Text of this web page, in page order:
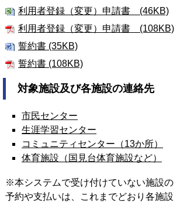
利用者登録（変更）申請書 (46KB)
利用者登録（変更）申請書 (108KB)
誓約書 (35KB)
誓約書 (108KB)
対象施設及び各施設の連絡先
市民センター
生涯学習センター
コミュニティセンター（13か所）
体育施設（国見台体育施設など）
※本システムで受け付けていない施設の
予約や支払いは、これまでどおり各施設